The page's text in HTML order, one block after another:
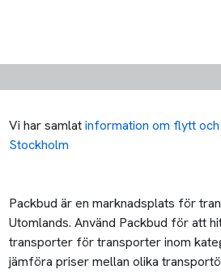
Vi har samlatinformation om flytt
Stockholm
Packbud är en marknadsplats för
Utomlands. Använd Packbud för att
transporter för transporter inom
jämföra priser mellan olika